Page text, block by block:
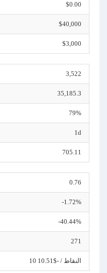
$0.00
$40,000
$3,000
3,522
35,185.3
79%
1d
705.11
0.76
-1.72%
-40.44%
271
10 النقاط / -$10.51